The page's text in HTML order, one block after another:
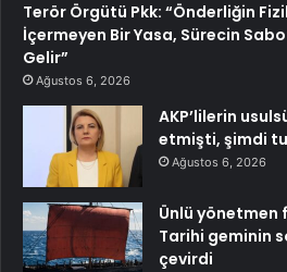
Terör Örgütü Pkk: “Önderliğin
İçermeyen Bir Yasa, Sürecin
Gelir”
Ağustos 6, 2026
AKP’lilerin
etmişti, şimdi
Ağustos 6, 2026
Ünlü yönetmen
Tarihi geminin
çevirdi